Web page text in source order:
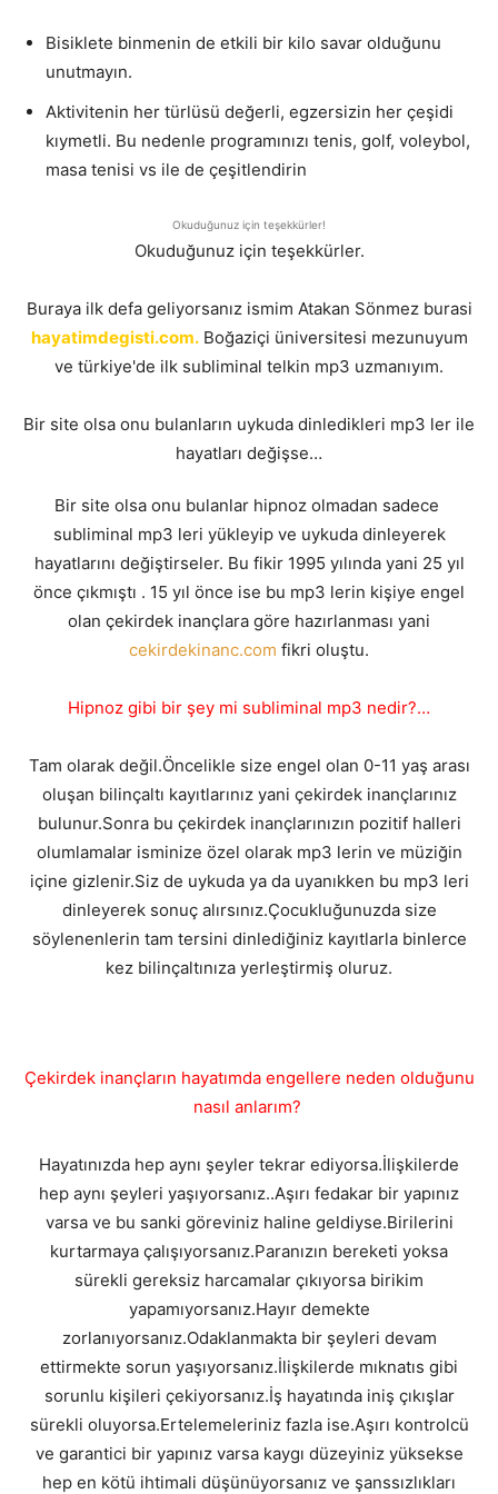
Bisiklete binmenin de etkili bir kilo savar olduğunu
unutmayın.
Aktivitenin her türlüsü değerli, egzersizin her çeşidi
kıymetli. Bu nedenle programınızı tenis, golf, voleybol,
masa tenisi vs ile de çeşitlendirin
Okuduğunuz için teşekkürler!
Okuduğunuz için teşekkürler.
Buraya ilk defa geliyorsanız ismim Atakan Sönmez burasi
hayatimdegisti.com.Boğaziçi üniversitesi mezunuyum
ve türkiye'de ilk subliminal telkin mp3 uzmanıyım.
Bir site olsa onu bulanların uykuda dinledikleri mp3 ler ile
hayatları değişse…
Bir site olsa onu bulanlar hipnoz olmadan sadece
subliminal mp3 leri yükleyip ve uykuda dinleyerek
hayatlarını değiştirseler. Bu fikir 1995 yılında yani 25 yıl
önce çıkmıştı . 15 yıl önce ise bu mp3 lerin kişiye engel
olan çekirdek inançlara göre hazırlanması yani
cekirdekinanc.com fikri oluştu.
Hipnoz gibi bir şey mi subliminal mp3 nedir?…
Tam olarak değil.Öncelikle size engel olan 0-11 yaş arası
oluşan bilinçaltı kayıtlarınız yani çekirdek inançlarınız
bulunur.Sonra bu çekirdek inançlarınızın pozitif halleri
olumlamalar isminize özel olarak mp3 lerin ve müziğin
içine gizlenir.Siz de uykuda ya da uyanıkken bu mp3 leri
dinleyerek sonuç alırsınız.Çocukluğunuzda size
söylenenlerin tam tersini dinlediğiniz kayıtlarla binlerce
kez bilinçaltınıza yerleştirmiş oluruz.
Çekirdek inançların hayatımda engellere neden olduğunu
nasıl anlarım?
Hayatınızda hep aynı şeyler tekrar ediyorsa.İlişkilerde
hep aynı şeyleri yaşıyorsanız..Aşırı fedakar bir yapınız
varsa ve bu sanki göreviniz haline geldiyse.Birilerini
kurtarmaya çalışıyorsanız.Paranızın bereketi yoksa
sürekli gereksiz harcamalar çıkıyorsa birikim
yapamıyorsanız.Hayır demekte
zorlanıyorsanız.Odaklanmakta bir şeyleri devam
ettirmekte sorun yaşıyorsanız.İlişkilerde mıknatıs gibi
sorunlu kişileri çekiyorsanız.İş hayatında iniş çıkışlar
sürekli oluyorsa.Ertelemeleriniz fazla ise.Aşırı kontrolcü
ve garantici bir yapınız varsa kaygı düzeyiniz yüksekse
hep en kötü ihtimali düşünüyorsanız ve şanssızlıkları